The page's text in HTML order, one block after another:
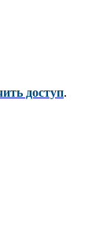
доступ.